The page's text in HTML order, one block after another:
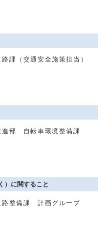
（交通安全施策担当）
部 自転車環境整備課
）に関すること
整備課 計画グループ